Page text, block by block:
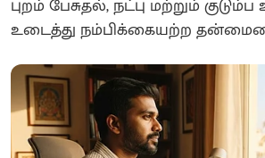
புறம் பேசுதல், நட்பு மற்றும்
உடைத்து நம்பிக்கையற்ற